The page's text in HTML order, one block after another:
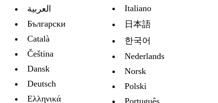
العربية
Български
Català
Čeština
Dansk
Deutsch
Ελληνικά
Italiano
日本語
한국어
Nederlands
Norsk
Polski